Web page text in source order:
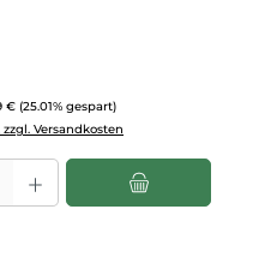
Preis:
€ (25.01% gespart)
Versandkosten
Wert ein oder benutze die